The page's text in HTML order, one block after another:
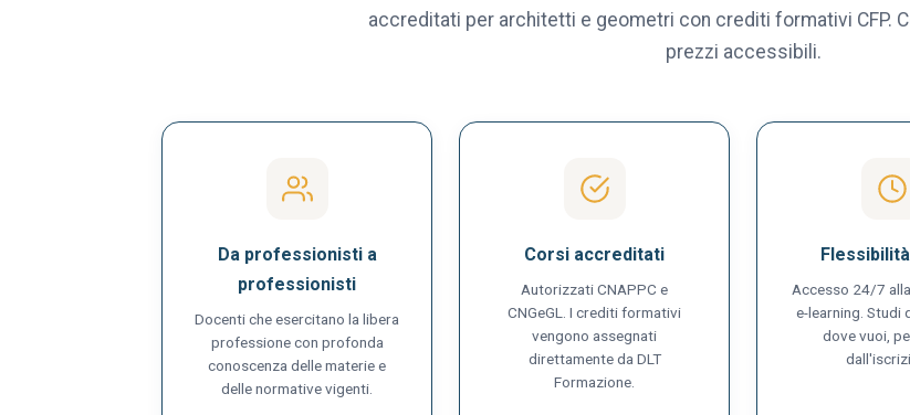
accreditati per architetti e geometri con crediti formativi CFP.
prezzi accessibili.
Da professionisti a
professionisti
Docenti che esercitano la libera
professione con profonda
conoscenza delle materie e
delle normative vigenti.
Corsi accreditati
Autorizzati CNAPPC e
CNGeGL. I crediti formativi
vengono assegnati
direttamente da DLT
Formazione.
Accesso 24/7
e-learning. Studi
dove vuoi,